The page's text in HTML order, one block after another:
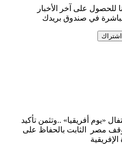
للحصول على آخر الأخبار
في صندوق بريدك
اشتراك
«يوم أفريقيا» ..وتثمن تأكيد
مصر الثابت بالحفاظ على